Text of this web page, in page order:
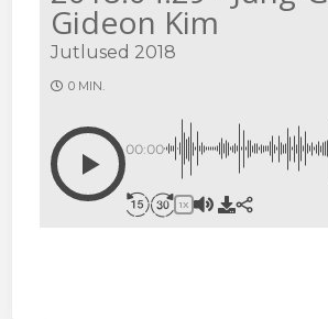
Gideon Kim
Jutlused 2018
0 MIN.
00:00
1X